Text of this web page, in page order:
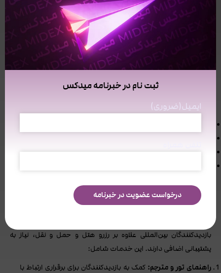
راهنمایی‌های ارائه‌شده توسط تیم نمایشگاه، بدون دغدغه مسیرهای
پرترافیک و پیچیده تهران را طی کنند.
راهنمای سفر و اطلاعات ضروری
تیم پشتیبانی نمایشگاه اطلاعات کامل و دقیقی درباره سفر، مسیرها،
بازدیدکنندگان می‌توانند قبل از سفر برنامه خود را تنظیم کرده و از
تجربه‌ای راحت و منظم بهره‌مند شوند. این اطلاعات شامل:
آدرس هتل‌های نزدیک به محل نمایشگاه
این راهنمایی‌ها به ویژه برای بازدیدکنندگان بین‌المللی اهمیت دارد تا
بتوانند بدون مشکل با محیط شهری و محل نمایشگاه آشنا شوند.
بازدیدکنندگان بین‌المللی علاوه بر رزرو هتل و حمل و نقل، نیاز به
پشتیبانی اضافی دارند. این خدمات شامل:
راهنمای تور و مترجم: کمک به بازدیدکنندگان برای برقراری ارتباط با
ثبت نام در خبرنامه میدکس
ایمیل(ضروری)